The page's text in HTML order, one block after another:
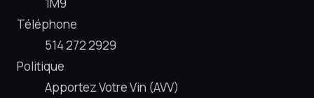
Téléphone
514 272 2929
Politique
Apportez Votre Vin (AVV)